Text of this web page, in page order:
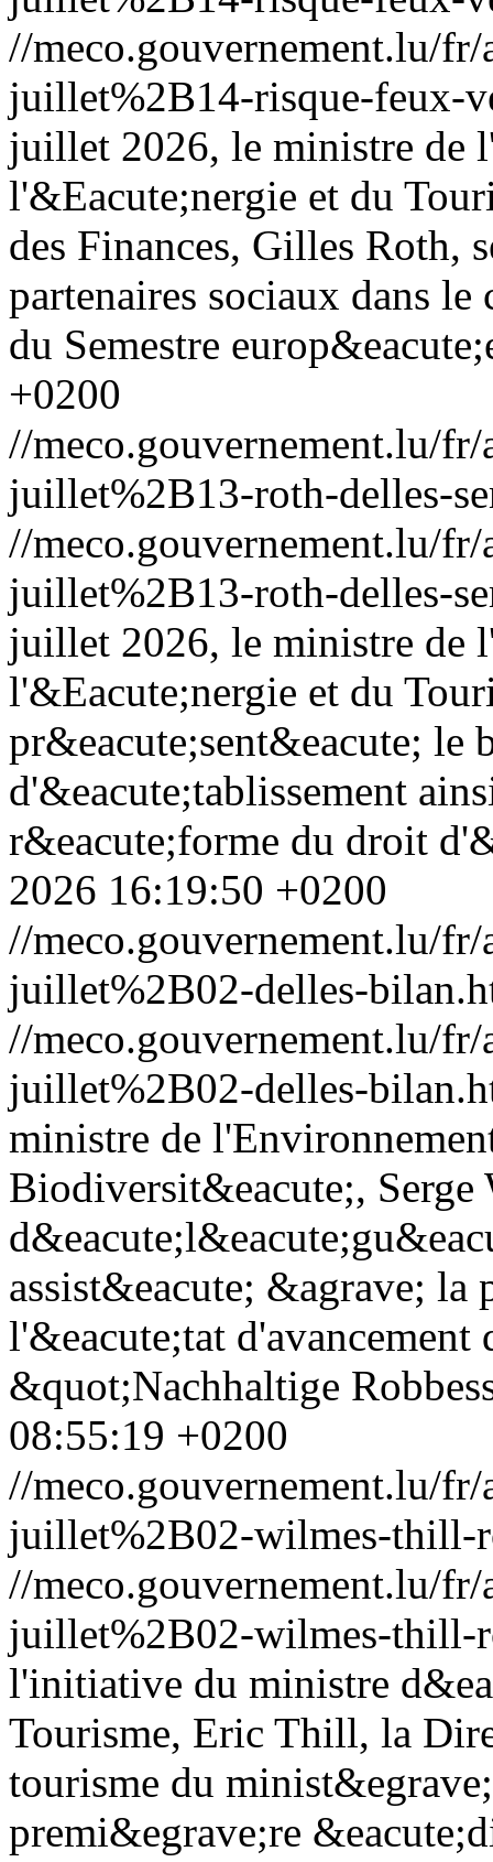
//meco.gouvernement.lu/
juillet%2B14-risque-feux-
juillet 2026, le ministre de
l'&Eacute;nergie et du
des Finances, Gilles Roth,
partenaires sociaux dans
du Semestre
+0200
//meco.gouvernement.lu/
juillet%2B13-roth-delles-
//meco.gouvernement.lu/
juillet%2B13-roth-delles-
juillet 2026, le ministre de
l'&Eacute;nergie et du
pr&eacute;sent&eacute; le
d'&eacute;tablissement
r&eacute;forme du droit
2026 16:19:50 +0200
//meco.gouvernement.lu/
juillet%2B02-delles-
//meco.gouvernement.lu/
juillet%2B02-delles-
ministre de
Biodiversit&eacute;,
assist&eacute; &agrave; la
l'&eacute;tat
&quot;Nachhaltige
08:55:19 +0200
//meco.gouvernement.lu/
juillet%2B02-wilmes-thill-
//meco.gouvernement.lu/
juillet%2B02-wilmes-thill-
l'initiative du ministre
Tourisme, Eric Thill, la
tourisme du
premi&egrave;re